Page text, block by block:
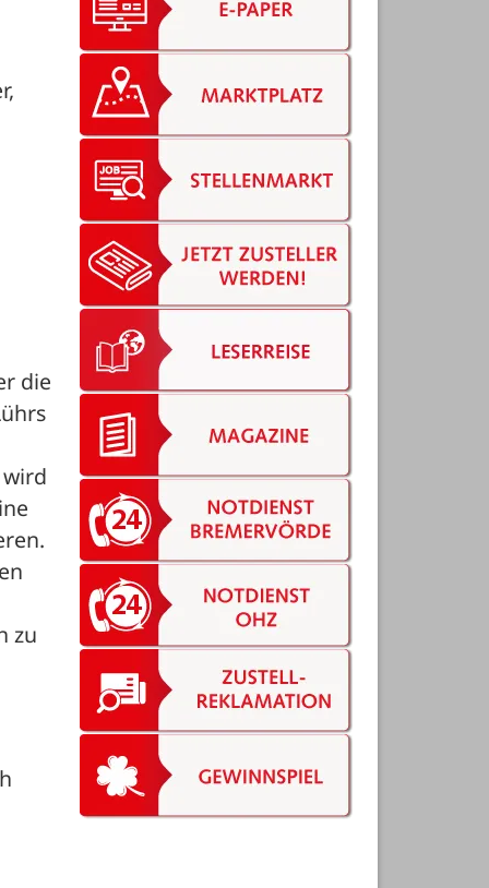
die
zu